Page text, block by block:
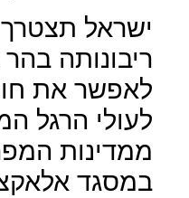
ישראל
ריבונותה
לאפשר את
לעולי הרגל
ממדינות
במסגד